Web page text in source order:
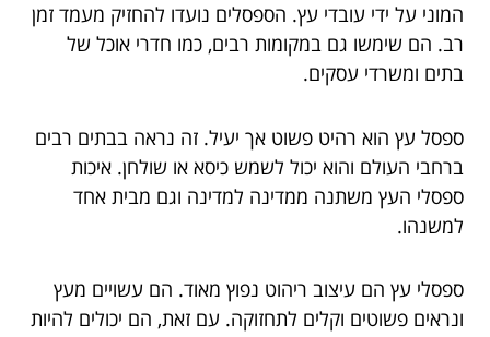
המוני על ידי עובדי עץ. הספסלים נועדו להחזיק מעמד זמן
רב. הם שימשו גם במקומות רבים, כמו חדרי אוכל של
בתים ומשרדי עסקים.
ספסל עץ הוא רהיט פשוט אך יעיל. זה נראה בבתים רבים
ברחבי העולם והוא יכול לשמש כיסא או שולחן. איכות
ספסלי העץ משתנה ממדינה למדינה וגם מבית אחד
למשנהו.
ספסלי עץ הם עיצוב ריהוט נפוץ מאוד. הם עשויים מעץ
ונראים פשוטים וקלים לתחזוקה. עם זאת, הם יכולים להיות